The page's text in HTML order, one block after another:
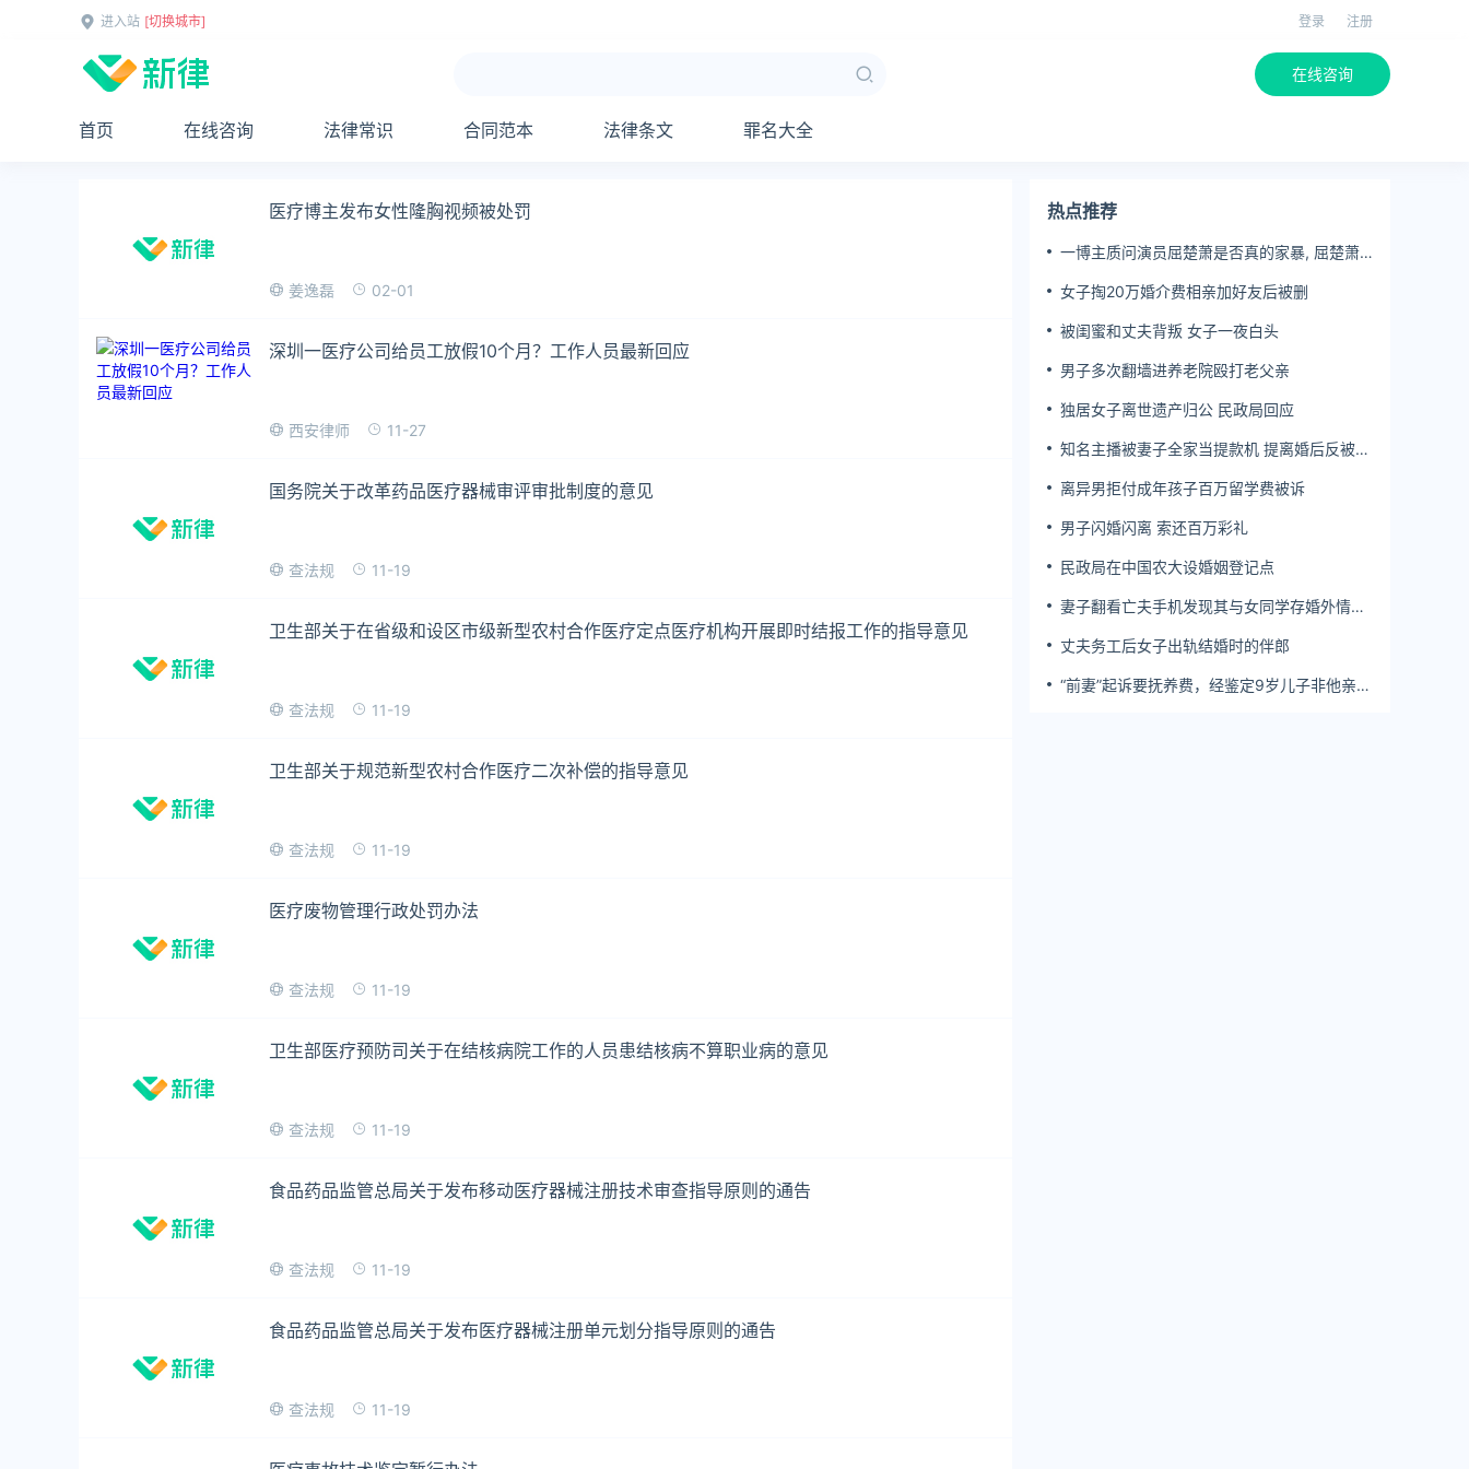
进入站 [切换城市] 登录 注册
在线咨询
首页 在线咨询 法律常识 合同范本 法律条文 罪名大全
医疗博主发布女性隆胸视频被处罚
姜逸磊 02-01
深圳一医疗公司给员工放假10个月？工作人员最新回应
西安律师 11-27
国务院关于改革药品医疗器械审评审批制度的意见
查法规 11-19
卫生部关于在省级和设区市级新型农村合作医疗定点医疗机构开展即时结报工作的指导意见
查法规 11-19
卫生部关于规范新型农村合作医疗二次补偿的指导意见
查法规 11-19
医疗废物管理行政处罚办法
查法规 11-19
卫生部医疗预防司关于在结核病院工作的人员患结核病不算职业病的意见
查法规 11-19
食品药品监管总局关于发布移动医疗器械注册技术审查指导原则的通告
查法规 11-19
食品药品监管总局关于发布医疗器械注册单元划分指导原则的通告
查法规 11-19
热点推荐
一博主质问演员屈楚萧是否真的家暴, 屈楚萧
女子掏20万婚介费相亲加好友后被删
被闺蜜和丈夫背叛 女子一夜白头
男子多次翻墙进养老院殴打老父亲
独居女子离世遗产归公 民政局回应
知名主播被妻子全家当提款机 提离婚后反被对
离异男拒付成年孩子百万留学费被诉
男子闪婚闪离 索还百万彩礼
民政局在中国农大设婚姻登记点
妻子翻看亡夫手机发现其与女同学存婚外情，
丈夫务工后女子出轨结婚时的伴郎
“前妻”起诉要抚养费，经鉴定9岁儿子非他亲